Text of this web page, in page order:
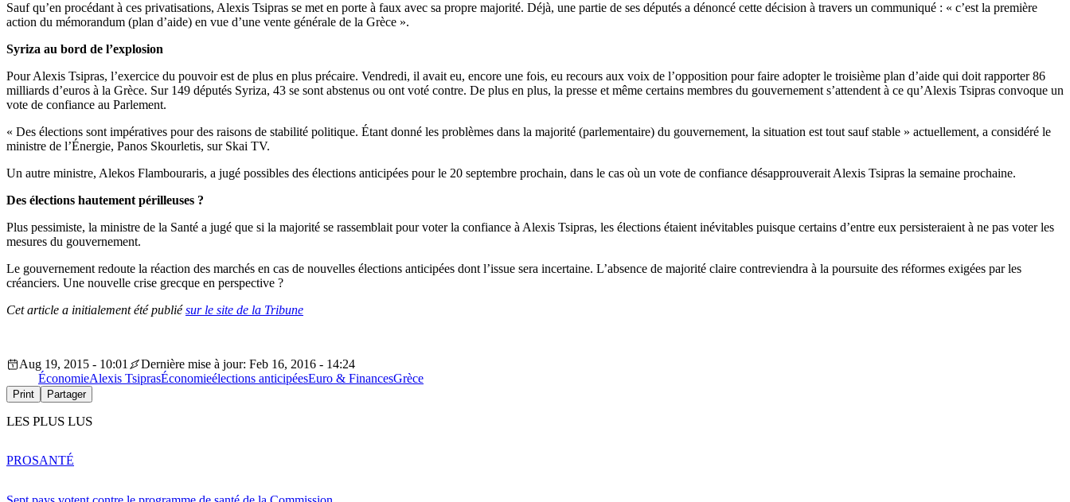
Sauf qu’en procédant à ces privatisations, Alexis Tsipras se met en porte à faux avec sa propre majorité. Déjà, une partie de ses députés a dénoncé cette décision à travers un communiqué : « c’est la première
action du mémorandum (plan d’aide) en vue d’une vente générale de la Grèce ».
Syriza au bord de l’explosion
Pour Alexis Tsipras, l’exercice du pouvoir est de plus en plus précaire. Vendredi, il avait eu, encore une fois, eu recours aux voix de l’opposition pour faire adopter le troisième plan d’aide qui doit rapporter 86
milliards d’euros à la Grèce. Sur 149 députés Syriza, 43 se sont abstenus ou ont voté contre. De plus en plus, la presse et même certains membres du gouvernement s’attendent à ce qu’Alexis Tsipras convoque un
vote de confiance au Parlement.
« Des élections sont impératives pour des raisons de stabilité politique. Étant donné les problèmes dans la majorité (parlementaire) du gouvernement, la situation est tout sauf stable » actuellement, a considéré le
ministre de l’Énergie, Panos Skourletis, sur Skai TV.
Un autre ministre, Alekos Flambouraris, a jugé possibles des élections anticipées pour le 20 septembre prochain, dans le cas où un vote de confiance désapprouverait Alexis Tsipras la semaine prochaine.
Des élections hautement périlleuses ?
Plus pessimiste, la ministre de la Santé a jugé que si la majorité se rassemblait pour voter la confiance à Alexis Tsipras, les élections étaient inévitables puisque certains d’entre eux persisteraient à ne pas voter les
mesures du gouvernement.
Le gouvernement redoute la réaction des marchés en cas de nouvelles élections anticipées dont l’issue sera incertaine. L’absence de majorité claire contreviendra à la poursuite des réformes exigées par les
créanciers. Une nouvelle crise grecque en perspective ?
Cet article a initialement été publiésur le site de la Tribune
Aug 19, 2015 - 10:01
Dernière mise à jour: Feb 16, 2016 - 14:24
ÉconomieAlexis TsiprasÉconomieélections anticipéesEuro & FinancesGrèce
Print Partager
LES PLUS LUS
PROSANTÉ